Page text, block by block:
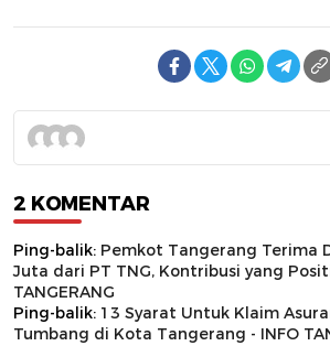
2 KOMENTAR
Ping-balik: Pemkot Tangerang Terima
Juta dari PT TNG, Kontribusi yang
TANGERANG
Ping-balik: 13 Syarat Untuk Klaim
Tumbang di Kota Tangerang - INFO